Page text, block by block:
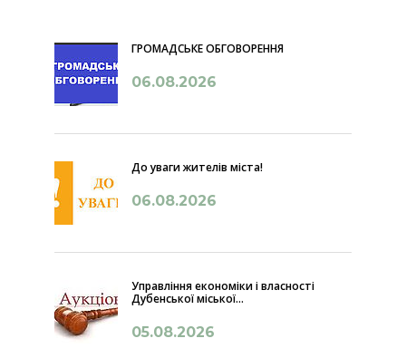
ГРОМАДСЬКЕ ОБГОВОРЕННЯ
06.08.2026
До уваги жителів міста!
06.08.2026
Управління економіки і власності
Дубенської міської...
05.08.2026